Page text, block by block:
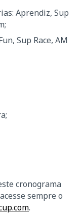
Aprendiz, Sup
Sup Race, AM
cronograma
sempre o
.